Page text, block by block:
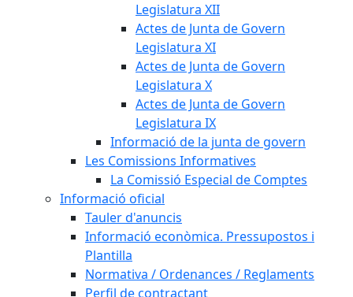
Legislatura XII
Actes de Junta de Govern
Legislatura XI
Actes de Junta de Govern
Legislatura X
Actes de Junta de Govern
Legislatura IX
Informació de la junta de govern
Les Comissions Informatives
La Comissió Especial de Comptes
Informació oficial
Tauler d'anuncis
Informació econòmica. Pressupostos i
Plantilla
Normativa / Ordenances / Reglaments
Perfil de contractant